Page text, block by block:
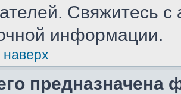
Свяжитесь
информации.
наверх
предназначена